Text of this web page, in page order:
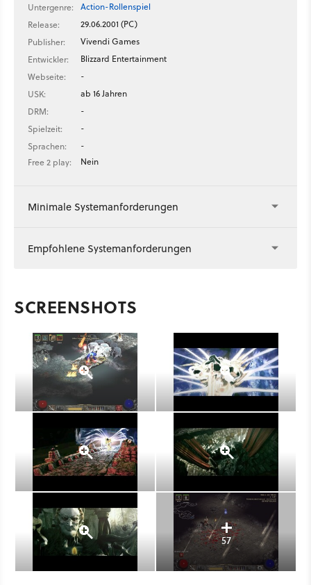
Untergenre:
Action-Rollenspiel
Release:
29.06.2001 (PC)
Publisher:
Vivendi Games
Entwickler:
Blizzard Entertainment
Webseite:
-
USK:
ab 16 Jahren
DRM:
-
Spielzeit:
-
Sprachen:
-
Free 2 play:
Nein
Minimale Systemanforderungen
Empfohlene Systemanforderungen
SCREENSHOTS
57